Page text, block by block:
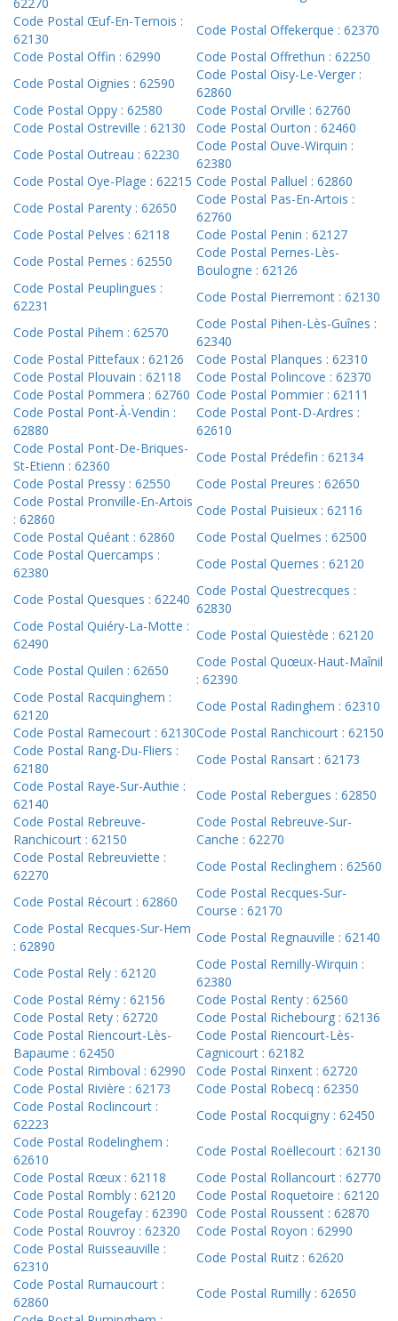
62270
Code Postal Œuf-En-Ternois :
62130
Code Postal Offekerque : 62370
Code Postal Offin : 62990
Code Postal Offrethun : 62250
Code Postal Oignies : 62590
Code Postal Oisy-Le-Verger :
62860
Code Postal Oppy : 62580
Code Postal Orville : 62760
Code Postal Ostreville : 62130
Code Postal Ourton : 62460
Code Postal Outreau : 62230
Code Postal Ouve-Wirquin :
62380
Code Postal Oye-Plage : 62215 Code Postal Palluel : 62860
Code Postal Parenty : 62650
Code Postal Pas-En-Artois :
62760
Code Postal Pelves : 62118
Code Postal Penin : 62127
Code Postal Pernes : 62550
Code Postal Pernes-Lès-
Boulogne : 62126
Code Postal Peuplingues :
62231
Code Postal Pierremont : 62130
Code Postal Pihem : 62570
Code Postal Pihen-Lès-Guînes :
62340
Code Postal Pittefaux : 62126
Code Postal Planques : 62310
Code Postal Plouvain : 62118
Code Postal Polincove : 62370
Code Postal Pommera : 62760 Code Postal Pommier : 62111
Code Postal Pont-À-Vendin :
62880
Code Postal Pont-D-Ardres :
62610
Code Postal Pont-De-Briques-
St-Etienn : 62360
Code Postal Prédefin : 62134
Code Postal Pressy : 62550
Code Postal Preures : 62650
Code Postal Pronville-En-Artois
: 62860
Code Postal Puisieux : 62116
Code Postal Quéant : 62860
Code Postal Quelmes : 62500
Code Postal Quercamps :
62380
Code Postal Quernes : 62120
Code Postal Quesques : 62240
Code Postal Questrecques :
62830
Code Postal Quiéry-La-Motte :
62490
Code Postal Quiestède : 62120
Code Postal Quilen : 62650
Code Postal Quœux-Haut-Maînil
: 62390
Code Postal Racquinghem :
62120
Code Postal Radinghem : 62310
Code Postal Ramecourt : 62130Code Postal Ranchicourt : 62150
Code Postal Rang-Du-Fliers :
62180
Code Postal Ransart : 62173
Code Postal Raye-Sur-Authie :
62140
Code Postal Rebergues : 62850
Code Postal Rebreuve-
Ranchicourt : 62150
Code Postal Rebreuve-Sur-
Canche : 62270
Code Postal Rebreuviette :
62270
Code Postal Reclinghem : 62560
Code Postal Récourt : 62860
Code Postal Recques-Sur-
Course : 62170
Code Postal Recques-Sur-Hem
: 62890
Code Postal Regnauville : 62140
Code Postal Rely : 62120
Code Postal Remilly-Wirquin :
62380
Code Postal Rémy : 62156
Code Postal Renty : 62560
Code Postal Rety : 62720
Code Postal Richebourg : 62136
Code Postal Riencourt-Lès-
Bapaume : 62450
Code Postal Riencourt-Lès-
Cagnicourt : 62182
Code Postal Rimboval : 62990
Code Postal Rinxent : 62720
Code Postal Rivière : 62173
Code Postal Robecq : 62350
Code Postal Roclincourt :
62223
Code Postal Rocquigny : 62450
Code Postal Rodelinghem :
62610
Code Postal Roëllecourt : 62130
Code Postal Rœux : 62118
Code Postal Rollancourt : 62770
Code Postal Rombly : 62120
Code Postal Roquetoire : 62120
Code Postal Rougefay : 62390 Code Postal Roussent : 62870
Code Postal Rouvroy : 62320
Code Postal Royon : 62990
Code Postal Ruisseauville :
62310
Code Postal Ruitz : 62620
Code Postal Rumaucourt :
62860
Code Postal Rumilly : 62650